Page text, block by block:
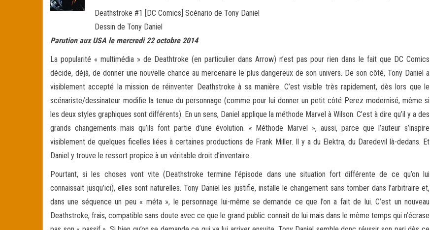
Deathstroke #1 [DC Comics] Scénario de Tony Daniel
Dessin de Tony Daniel
Parution aux USA le mercredi 22 octobre 2014
La popularité « multimédia » de Deathtroke (en particulier dans Arrow) n’est pas pour rien dans le fait que DC Comics
décide, déjà, de donner une nouvelle chance au mercenaire le plus dangereux de son univers. De son côté, Tony Daniel a
visiblement accepté la mission de réinventer Deathstroke à sa manière. C’est visible très rapidement, dès lors que le
scénariste/dessinateur modifie la tenue du personnage (comme pour lui donner un petit côté Perez modernisé, même si
les deux styles graphiques sont différents). En un sens, Daniel applique la méthode Marvel à Wilson. C’est à dire qu’il y a des
grands changements mais qu’ils font partie d’une évolution. « Méthode Marvel », aussi, parce que l’auteur s’inspire
visiblement de quelques ficelles liées à certaines productions de Frank Miller. Il y a du Elektra, du Daredevil là-dedans. Et
Daniel y trouve le ressort propice à un véritable droit d’inventaire.
Pourtant, si les choses vont vite (Deathstroke termine l’épisode dans une situation fort différente de ce qu’on lui
connaissait jusqu’ici), elles sont naturelles. Tony Daniel les justifie, installe le changement sans tomber dans l’arbitraire et,
dans une séquence un peu « méta », le personnage lui-même se demande ce que l’on a fait de lui. C’est un nouveau
Deathstroke, frais, compatible sans doute avec ce que le grand public connait de lui mais dans le même temps qui n’écrase